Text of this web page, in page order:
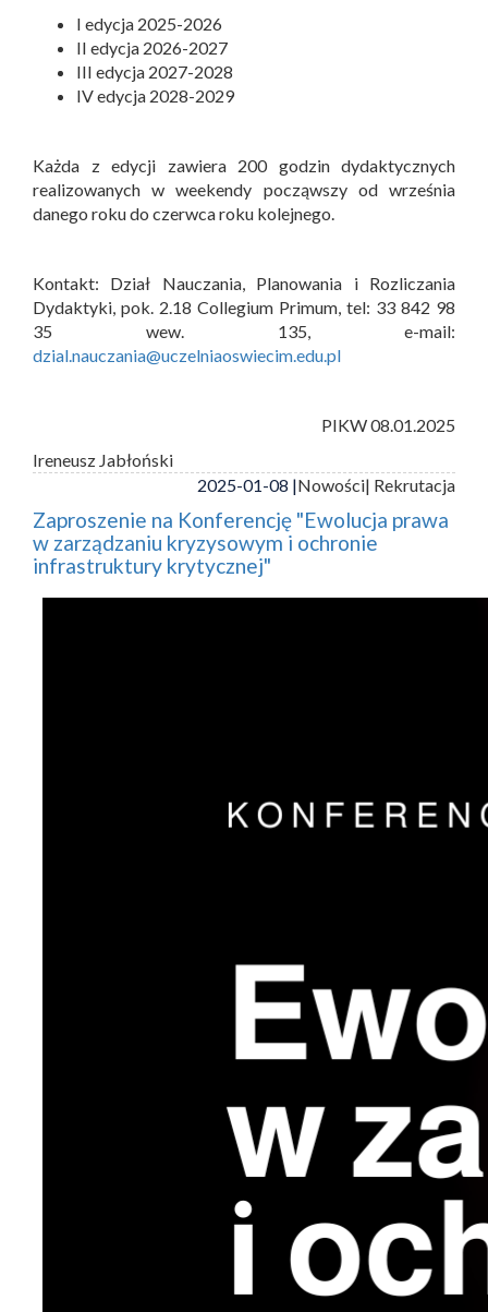
I edycja 2025-2026
II edycja 2026-2027
III edycja 2027-2028
IV edycja 2028-2029
Każda z edycji zawiera 200 godzin dydaktycznych
realizowanych w weekendy począwszy od września
danego roku do czerwca roku kolejnego.
Kontakt: Dział Nauczania, Planowania i Rozliczania
Dydaktyki, pok. 2.18 Collegium Primum, tel: 33 842 98
35 wew. 135, e-mail:
dzial.nauczania@uczelniaoswiecim.edu.pl
PIKW 08.01.2025
Ireneusz Jabłoński
2025-01-08 |Nowości| Rekrutacja
Zaproszenie na Konferencję "Ewolucja prawa
w zarządzaniu kryzysowym i ochronie
infrastruktury krytycznej"